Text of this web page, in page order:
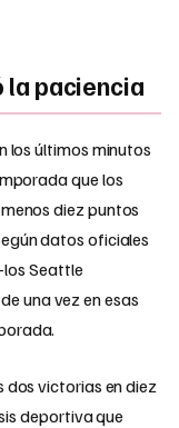
la paciencia
los últimos minutos
que los
diez puntos
datos oficiales
Seattle
una vez en esas
dos victorias en diez
deportiva que